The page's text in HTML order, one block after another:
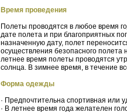
Время проведения
Полеты проводятся в любое время
дате полета и при благоприятных
назначенную дату, полет
осуществления безопасного полета
летнее время полеты проводятся
солнца. В зимнее время, в течение
Форма одежды
· Предпочтительна спортивная или
· В летнее время года желателен